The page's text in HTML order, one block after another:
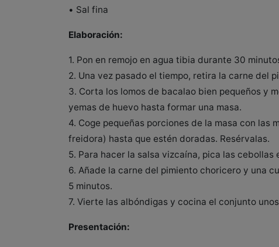
• Sal fina
Elaboración:
1. Pon en remojo en agua tibia durante 30
2. Una vez pasado el tiempo, retira la carne del
3. Corta los lomos de bacalao bien pequeños y
yemas de huevo hasta formar una masa.
4. Coge pequeñas porciones de la masa con
freidora) hasta que estén doradas. Resérvalas.
5. Para hacer la salsa vizcaína, pica las
6. Añade la carne del pimiento choricero y una
5 minutos.
7. Vierte las albóndigas y cocina el conjunto
Presentación: